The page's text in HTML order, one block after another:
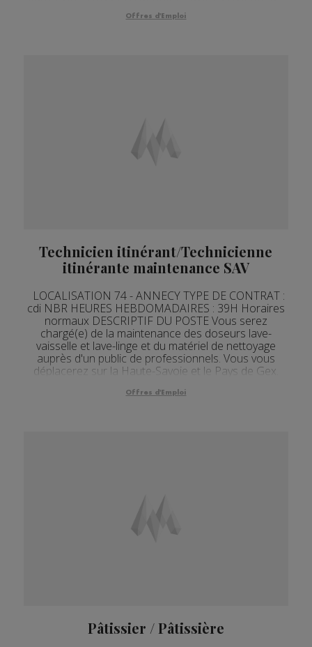
Offres d'Emploi
Technicien itinérant/Technicienne
itinérante maintenance SAV
LOCALISATION 74 - ANNECY TYPE DE CONTRAT :
cdi NBR HEURES HEBDOMADAIRES : 39H Horaires
normaux DESCRIPTIF DU POSTE Vous serez
chargé(e) de la maintenance des doseurs lave-
vaisselle et lave-linge et du matériel de nettoyage
auprès d'un public de professionnels. Vous vous
déplacerez sur la Haute-Savoie et le Pays de Gex.
habilitation électri...
Offres d'Emploi
Pâtissier / Pâtissière